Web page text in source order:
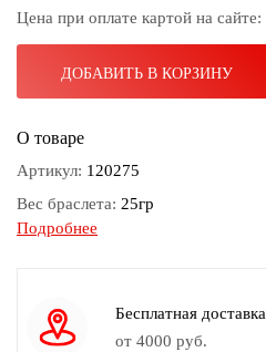
дома
для
пляжа
Цена при оплате картой на сайте:
ДОБАВИТЬ В КОРЗИНУ
О товаре
Артикул: 120275
Вес браслета: 25гр
Замок браслета:
Подробнее
Бесплатная доставка
от 4000 руб.